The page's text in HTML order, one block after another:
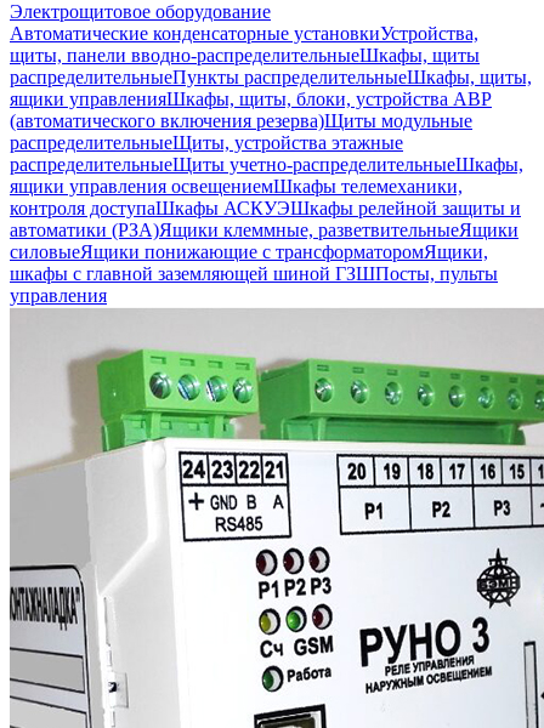
Электрощитовое оборудование
Автоматические конденсаторные установкиУстройства,
щиты, панели вводно-распределительныеШкафы, щиты
распределительныеПункты распределительныеШкафы, щиты,
ящики управленияШкафы, щиты, блоки, устройства АВР
(автоматического включения резерва)Щиты модульные
распределительныеЩиты, устройства этажные
распределительныеЩиты учетно-распределительныеШкафы,
ящики управления освещениемШкафы телемеханики,
контроля доступаШкафы АСКУЭШкафы релейной защиты и
автоматики (РЗА)Ящики клеммные, разветвительныеЯщики
силовыеЯщики понижающие с трансформаторомЯщики,
шкафы с главной заземляющей шиной ГЗШПосты, пульты
управления